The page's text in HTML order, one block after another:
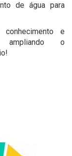
de água para
e
ampliando o